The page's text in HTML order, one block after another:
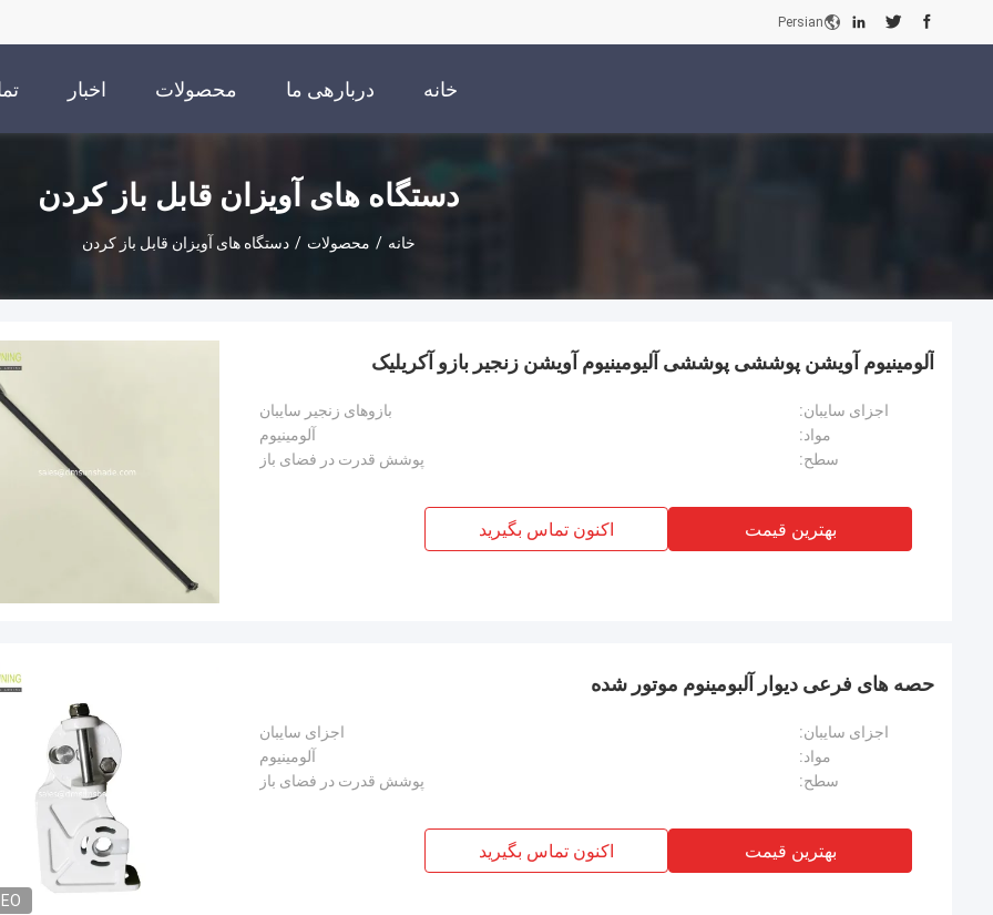
Persian
خانه دربارهی ما محصولات اخبار
دستگاه های آویزان قابل باز کردن
خانه / محصولات / دستگاه های آویزان قابل باز کردن
آلومینیوم آویشن پوششی پوششی آلیومینیوم آویشن زنجیر بازو آکریلیک
اجزای سایبان:
بازوهای زنجیر سایبان
مواد:
آلومینیوم
سطح:
پوشش قدرت در فضای باز
بهترین قیمت اکنون تماس بگیرید
حصه های فرعی دیوار آلبومینوم موتور شده
اجزای سایبان:
اجزای سایبان
مواد:
آلومینیوم
سطح:
پوشش قدرت در فضای باز
بهترین قیمت اکنون تماس بگیرید